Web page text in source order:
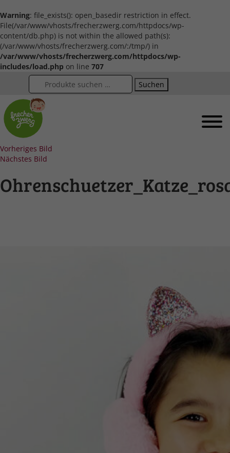
Warning: file_exists(): open_basedir restriction in effect.
File(/var/www/vhosts/frecherzwerg.com/httpdocs/wp-
content/db.php) is not within the allowed path(s):
(/var/www/vhosts/frecherzwerg.com/:/tmp/) in
/var/www/vhosts/frecherzwerg.com/httpdocs/wp-
includes/load.php on line 707
Suchen
Vorheriges Bild
Nächstes Bild